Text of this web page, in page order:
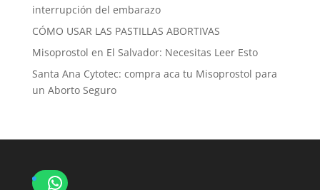
interrupción del embarazo
CÓMO USAR LAS PASTILLAS ABORTIVAS
Misoprostol en El Salvador: Necesitas Leer Esto
Santa Ana Cytotec: compra aca tu Misoprostol para
un Aborto Seguro
WhatsApp